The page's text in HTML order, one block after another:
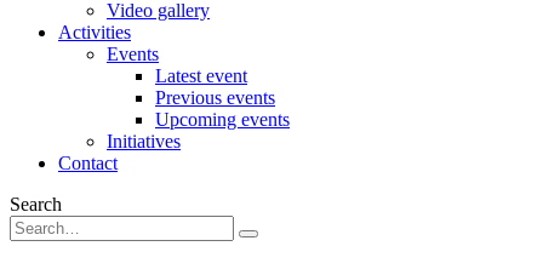
Video gallery
Activities
Events
Latest event
Previous events
Upcoming events
Initiatives
Contact
Search